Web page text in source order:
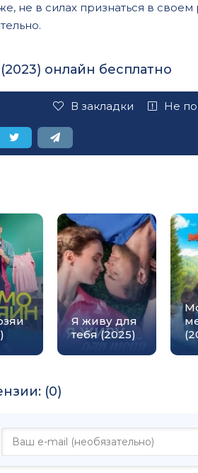
не в силах признаться в
онлайн бесплатно
В закладки Не
Я живу для
тебя (2025)
(0)